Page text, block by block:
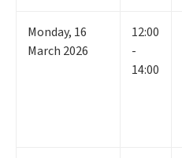
Monday, 16
March 2026
12:00
-
14:00